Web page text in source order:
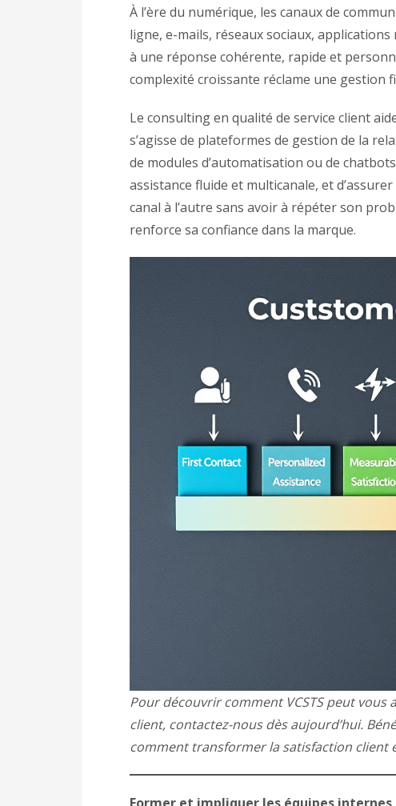
À l’ère du numérique, les canaux de
ligne, e-mails, réseaux sociaux,
à une réponse cohérente, rapide et
complexité croissante réclame une gestion
Le consulting en qualité de service client
s’agisse de plateformes de gestion de la
de modules d’automatisation ou de
assistance fluide et multicanale, et
canal à l’autre sans avoir à répéter son
renforce sa confiance dans la marque.
Pour découvrir comment VCSTS peut
client, contactez-nous dès aujourd’hui.
comment transformer la satisfaction client